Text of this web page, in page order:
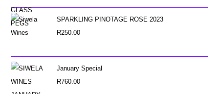
SPARKLING PINOTAGE ROSE 2023
R250.00
January Special
R760.00